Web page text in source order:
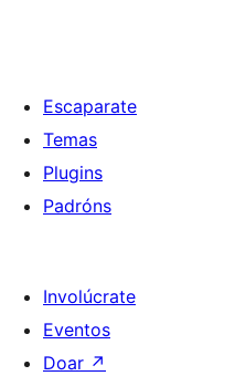
Escaparate
Temas
Plugins
Padróns
Involúcrate
Eventos
Doar ↗